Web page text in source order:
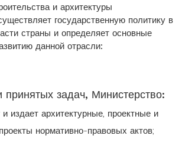
и архитектуры
государственную политику в
страны и определяет основные
данной отрасли:
принятых задач, Министерство:
издает архитектурные, проектные и
нормативно-правовых актов;